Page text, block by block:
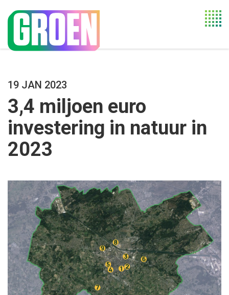
19 JAN 2023
3,4 miljoen euro
investering in natuur in
2023